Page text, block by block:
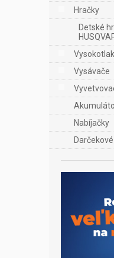
Hračky
Detské
Vysávače
Nabíjačky